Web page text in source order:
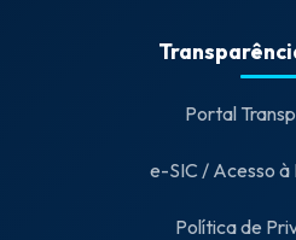
Portal
e-SIC / Acesso
Política de